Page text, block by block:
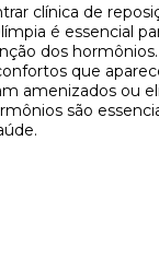
clínica de
é essencial
dos
que
amenizados ou
são